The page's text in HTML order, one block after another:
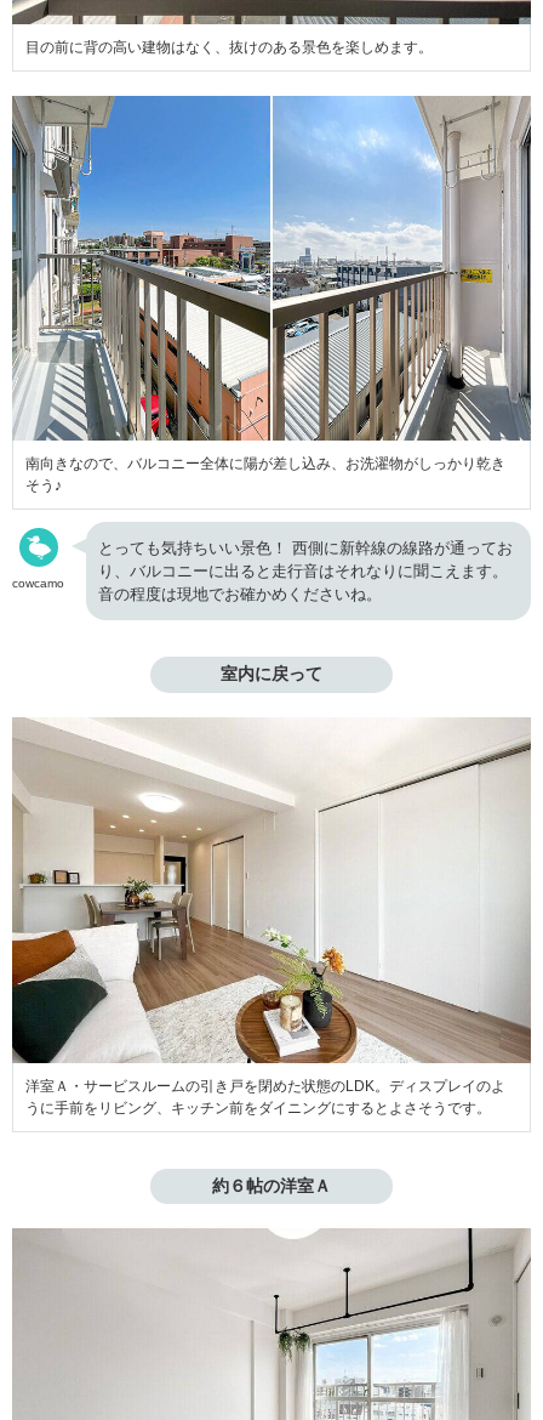
目の前に背の高い建物はなく、抜けのある景色を楽しめます。
南向きなので、バルコニー全体に陽が差し込み、お洗濯物がしっかり乾き
そう♪
cowcamo
とっても気持ちいい景色！ 西側に新幹線の線路が通ってお
り、バルコニーに出ると走行音はそれなりに聞こえます。
音の程度は現地でお確かめくださいね。
室内に戻って
洋室Ａ・サービスルームの引き戸を閉めた状態のLDK。ディスプレイのよ
うに手前をリビング、キッチン前をダイニングにするとよさそうです。
約６帖の洋室Ａ